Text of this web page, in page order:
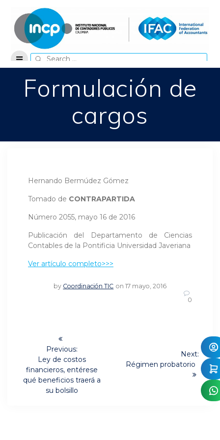
content
Search
for:
Formulación de
cargos
Hernando Bermúdez Gómez
Tomado de CONTRAPARTIDA
Número 2055, mayo 16 de 2016
Publicación del Departamento de Ciencias
Contables de la Pontificia Universidad Javeriana
Ver artículo completo>>>
by Coordinación TIC on 17 mayo, 2016
0
Navegación
entradas
Previous:
Previous
post:
Ley de costos
financieros, entérese
qué beneficios traerá a
su bolsillo
Next:
NextRégimen probatorio